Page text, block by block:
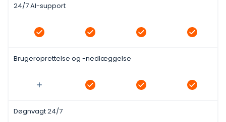
24/7 AI-support
Brugeroprettelse og -nedlæggelse
Døgnvagt 24/7